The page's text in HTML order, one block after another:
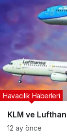
KLM ve
Havacılık Haberleri
12 ay önce